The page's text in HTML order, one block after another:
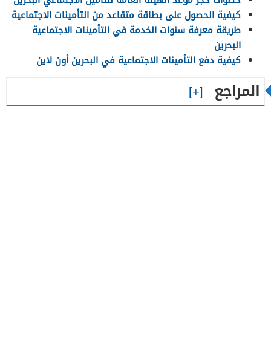
كيفية الحصول على بطاقة متقاعد من التأمينات الاجتماعية
طريقة معرفة سنوات الخدمة في التأمينات الاجتماعية
البحرين
كيفية دفع التأمينات الاجتماعية في البحرين أون لاين
المراجع